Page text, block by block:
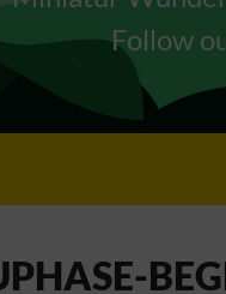
Follow